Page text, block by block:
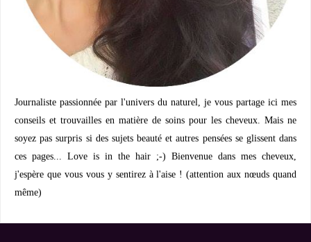
Journaliste passionnée par l'univers du naturel, je vous partage ici mes
conseils et trouvailles en matière de soins pour les cheveux. Mais ne
soyez pas surpris si des sujets beauté et autres pensées se glissent dans
ces pages... Love is in the hair ;-) Bienvenue dans mes cheveux,
j'espère que vous vous y sentirez à l'aise ! (attention aux nœuds quand
même)